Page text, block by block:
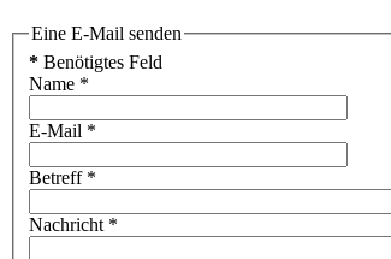
Eine E-Mail senden
* Benötigtes Feld
Name *
E-Mail *
Betreff*
Nachricht *